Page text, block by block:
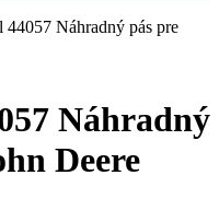
44057 Náhradný pás pre
Náhradný
Deere